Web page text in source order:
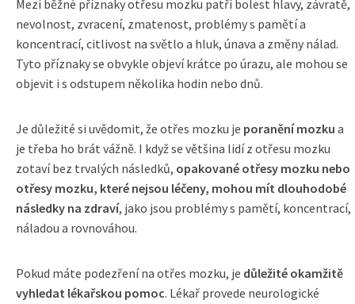
Mezi běžné příznaky otřesu mozku patří bolest hlavy, závratě,
nevolnost, zvracení, zmatenost, problémy s pamětí a
koncentrací, citlivost na světlo a hluk, únava a změny nálad.
Tyto příznaky se obvykle objeví krátce po úrazu, ale mohou se
objevit i s odstupem několika hodin nebo dnů.
Je důležité si uvědomit, že otřes mozku je poranění mozku a
je třeba ho brát vážně. I když se většina lidí z otřesu mozku
zotaví bez trvalých následků, opakované otřesy mozku nebo
otřesy mozku, které nejsou léčeny, mohou mít dlouhodobé
následky na zdraví, jako jsou problémy s pamětí, koncentrací,
náladou a rovnováhou.
Pokud máte podezření na otřes mozku, je důležité okamžitě
vyhledat lékařskou pomoc. Lékař provede neurologické